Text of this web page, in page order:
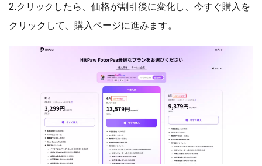
2.クリックしたら、価格が割引後に変化し、今すぐ購入を
クリックして、購入ページに進みます。